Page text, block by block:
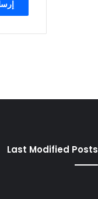
Last Modified Posts